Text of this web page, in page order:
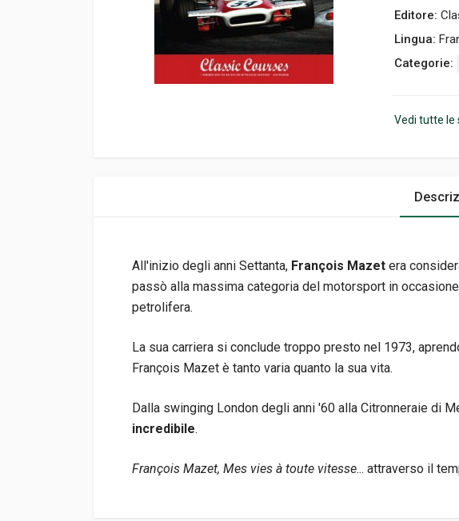
Editore:
Lingua:
Categorie:
Vedi tutte le
All'inizio degli anni Settanta, François Mazet era
passò alla massima categoria del motorsport in
petrolifera.
La sua carriera si conclude troppo presto nel 1973,
François Mazet è tanto varia quanto la sua vita.
Dalla swinging London degli anni '60 alla Citronneraie di
incredibile.
François Mazet, Mes vies à toute vitesse... attraverso il